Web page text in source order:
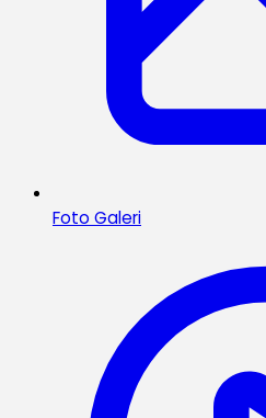
Foto Galeri